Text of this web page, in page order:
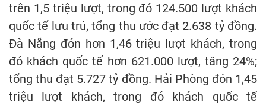
trên 1,5 triệu lượt, trong đó 124.500 lượt khách
quốc tế lưu trú, tổng thu ước đạt 2.638 tỷ đồng.
Đà Nẵng đón hơn 1,46 triệu lượt khách, trong
đó khách quốc tế hơn 621.000 lượt, tăng 24%;
tổng thu đạt 5.727 tỷ đồng. Hải Phòng đón 1,45
triệu lượt khách, trong đó khách quốc tế